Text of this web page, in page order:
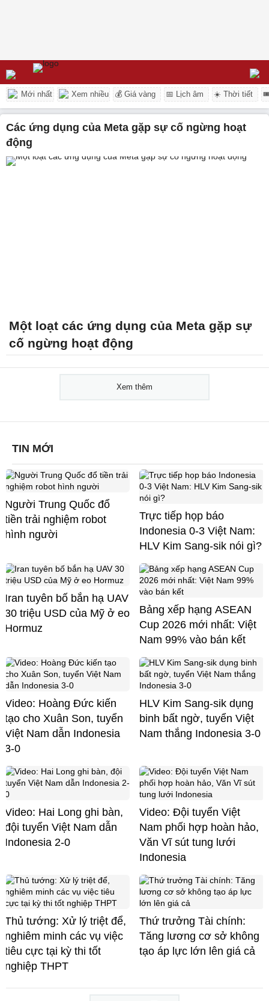
Mới nhất Xem nhiều 💰 Giá vàng 📅 Lịch âm ☀️ Thời tiết
các ứng dụng của Meta gặp sự cố ngừng hoạt
động
Một loạt các ứng dụng của Meta gặp sự
cố ngừng hoạt động
Xem thêm
TIN MỚI
Người Trung Quốc đổ
tiền trải nghiệm robot
hình người
Trực tiếp họp báo
Indonesia 0-3 Việt Nam:
HLV Kim Sang-sik nói gì?
Iran tuyên bố bắn hạ UAV
30 triệu USD của Mỹ ở eo
Hormuz
Bảng xếp hạng ASEAN
Cup 2026 mới nhất: Việt
Nam 99% vào bán kết
Video: Hoàng Đức kiến
tạo cho Xuân Son, tuyển
Việt Nam dẫn Indonesia
3-0
HLV Kim Sang-sik dụng
binh bất ngờ, tuyển Việt
Nam thắng Indonesia 3-0
Video: Hai Long ghi bàn,
đội tuyển Việt Nam dẫn
Indonesia 2-0
Video: Đội tuyển Việt
Nam phối hợp hoàn hảo,
Văn Vĩ sút tung lưới
Indonesia
Thủ tướng: Xử lý triệt để,
nghiêm minh các vụ việc
tiêu cực tại kỳ thi tốt
nghiệp THPT
Thứ trưởng Tài chính:
Tăng lương cơ sở không
tạo áp lực lớn lên giá cả